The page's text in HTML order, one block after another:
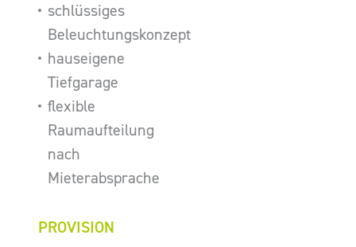
schlüssiges
Beleuchtungskonzept
hauseigene
Tiefgarage
flexible
Raumaufteilung
nach
Mieterabsprache
PROVISION